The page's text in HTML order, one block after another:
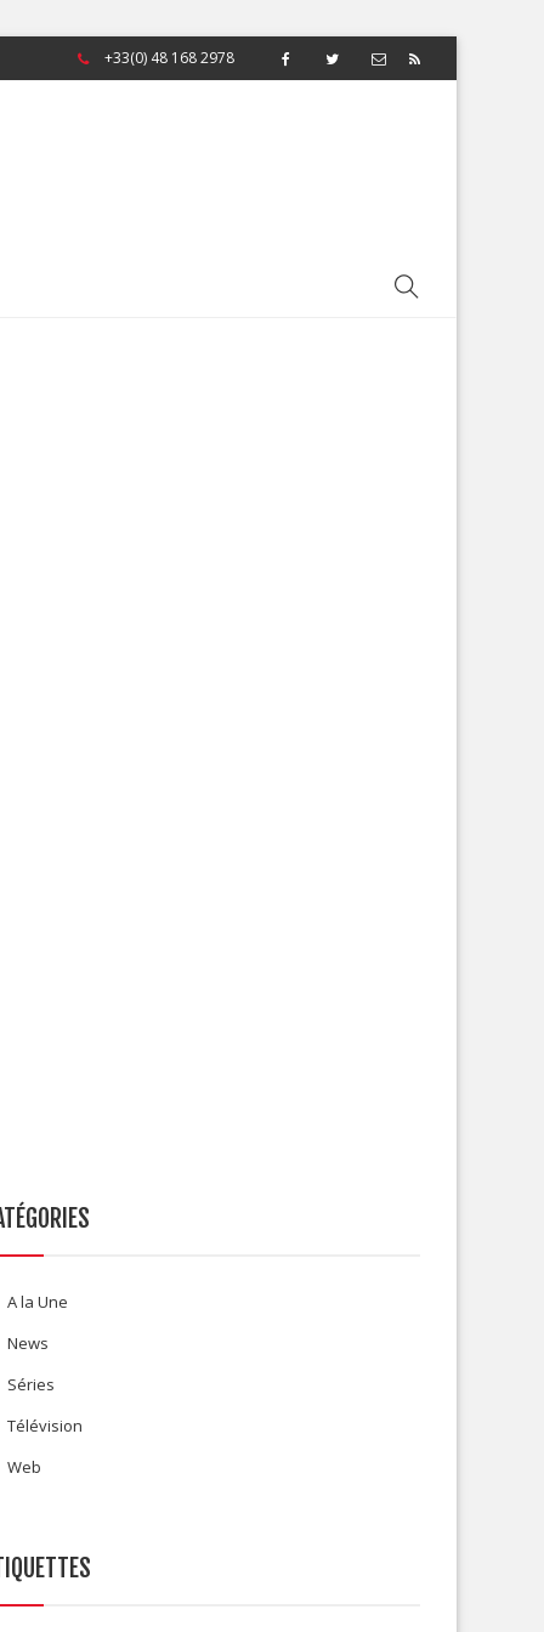
+33(0) 48 168 2978
A la Une
News
Séries
Télévision
Web